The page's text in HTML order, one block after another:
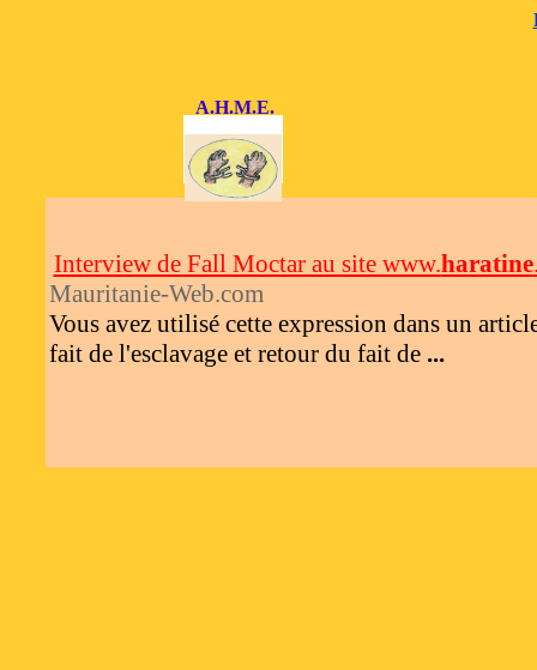
A.H.M.E.
Interview de Fall Moctar au site www.haratine
Mauritanie-Web.com
Vous avez utilisé cette expression dans un
fait de l'esclavage et retour du fait de ...